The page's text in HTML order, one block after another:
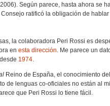
Según parece, hasta ahora se
ratificó la obligación de hablar
la colaboradora Peri Rossi es
en esta dirección . Me parece un
1974
Reino de España, el conocimiento
de lenguas co-oficiales no están al
que Peri Rossi lo tiene fácil.